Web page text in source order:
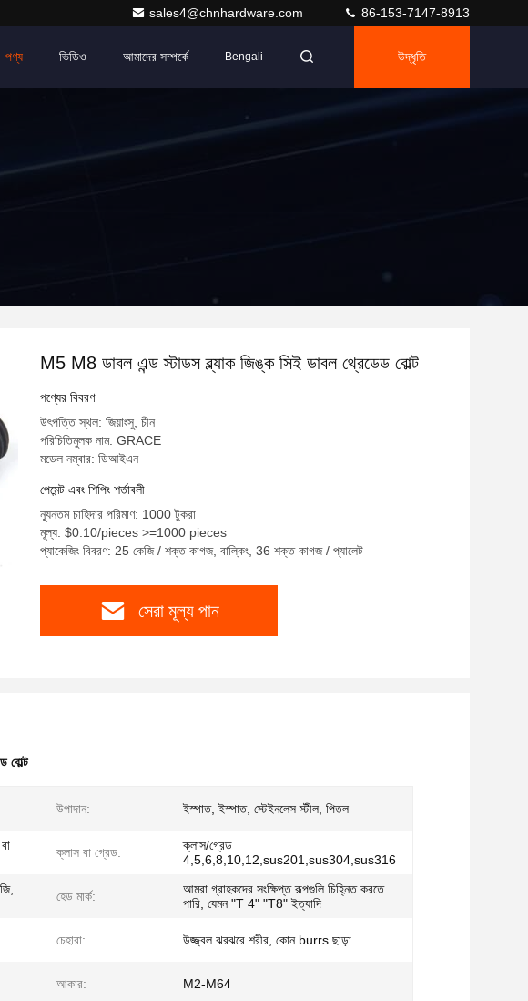
sales4@chnhardware.com 86-153-7147-8913
পণ্য ভিডিও আমাদের সম্পর্কে Bengali উদ্ধৃতি
M5 M8 ডাবল এন্ড স্টাডস ব্ল্যাক জিঙ্ক সিই ডাবল থ্রেডেড বোল্ট
পণ্যের বিবরণ
উৎপত্তি স্থল: জিয়াংসু, চীন
পরিচিতিমুলক নাম: GRACE
মডেল নম্বার: ডিআইএন
পেমেন্ট এবং শিপিং শর্তাবলী
ন্যূনতম চাহিদার পরিমাণ: 1000 টুকরা
মূল্য: $0.10/pieces >=1000 pieces
প্যাকেজিং বিবরণ: 25 কেজি / শক্ত কাগজ, বাল্কিং, 36 শক্ত কাগজ / প্যালেট
সেরা মূল্য পান
বোল্ট
উপাদান: ইস্পাত, ইস্পাত, স্টেইনলেস স্টীল, পিতল
ক্লাস বা গ্রেড:
ক্লাস/গ্রেড
4,5,6,8,10,12,sus201,sus304,sus316
হেড মার্ক:
আমরা গ্রাহকদের সংক্ষিপ্ত রূপগুলি চিহ্নিত করতে
পারি, যেমন "T 4" "T8" ইত্যাদি
চেহারা: উজ্জ্বল ঝরঝরে শরীর, কোন burrs ছাড়া
আকার: M2-M64